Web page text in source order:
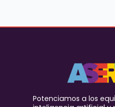
Potenciamos a los